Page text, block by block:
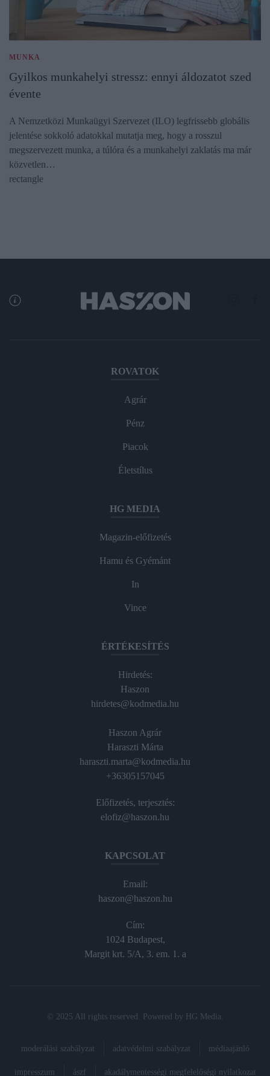
MUNKA
Gyilkos munkahelyi stressz: ennyi áldozatot szed
évente
A Nemzetközi Munkaügyi Szervezet (ILO) legfrissebb globális
jelentése sokkoló adatokkal mutatja meg, hogy a rosszul
megszervezett munka, a túlóra és a munkahelyi zaklatás ma már
közvetlen…
rectangle
ROVATOK
Agrár
Pénz
Piacok
Életstílus
HG MEDIA
Magazin-előfizetés
Hamu és Gyémánt
In
Vince
ÉRTÉKESÍTÉS
Hirdetés:
Haszon
hirdetes@kodmedia.hu
Haszon Agrár
Haraszti Márta
haraszti.marta@kodmedia.hu
+36305157045
Előfizetés, terjesztés:
elofiz@haszon.hu
KAPCSOLAT
Email:
haszon@haszon.hu
Cím:
1024 Budapest,
Margit krt. 5/A, 3. em. 1. a
© 2025 All rights reserved. Powered by HG Media
moderálási szabályzat adatvédelmi szabályzat médiaajánló
impresszum ászf akadálymentességi megfelelőségi nyilatkozat